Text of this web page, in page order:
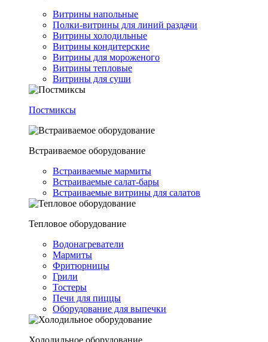
Витрины напольные
Полки-витрины для линий раздачи
Витрины холодильные
Витрины кондитерские
Витрины для мороженого
Витрины тепловые
Витрины для суши
Постмиксы
Встраиваемое оборудование
Встраиваемые мармиты
Встраиваемые салат-бары
Встраиваемые витрины для салатов
Тепловое оборудование
Водонагреватели
Мармиты
Фритюрницы
Грили
Тостеры
Печи для пиццы
Оборудование для выпечки
Холодильное оборудование